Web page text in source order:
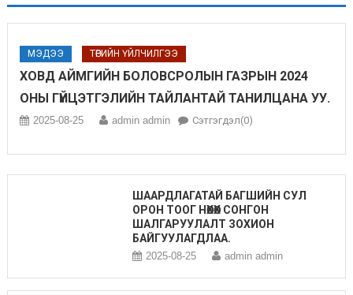
МЭДЭЭ ТӨРИЙН ҮЙЛЧИЛГЭЭ
ХОВД АЙМГИЙН БОЛОВСРОЛЫН ГАЗРЫН 2024
ОНЫ ГҮЙЦЭТГЭЛИЙН ТАЙЛАНТАЙ ТАНИЛЦАНА УУ.
2025-08-25 admin admin Сэтгэгдэл(0)
ШААРДЛАГАТАЙ БАГШИЙН СУЛ
ОРОН ТООГ НӨХӨХ СОНГОН
ШАЛГАРУУЛАЛТ ЗОХИОН
БАЙГУУЛАГДЛАА.
2025-08-25 admin admin